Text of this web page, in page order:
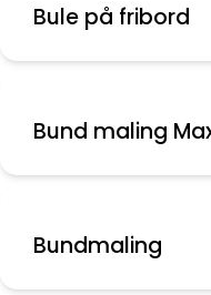
Bule på fribord
Bund maling
Bundmaling